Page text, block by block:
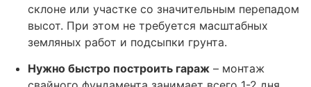
склоне или участке со значительным перепадом
высот. При этом не требуется масштабных
земляных работ и подсыпки грунта.
Нужно быстро построить гараж – монтаж